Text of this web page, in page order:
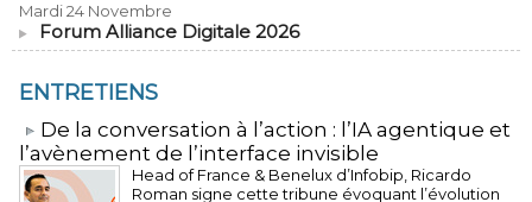
Mardi 24 Novembre
Forum Alliance Digitale 2026
ENTRETIENS
​De la conversation à l’action : l’IA agentique et
l’avènement de l’interface invisible
Head of France & Benelux d’Infobip, Ricardo
Roman signe cette tribune évoquant l’évolution